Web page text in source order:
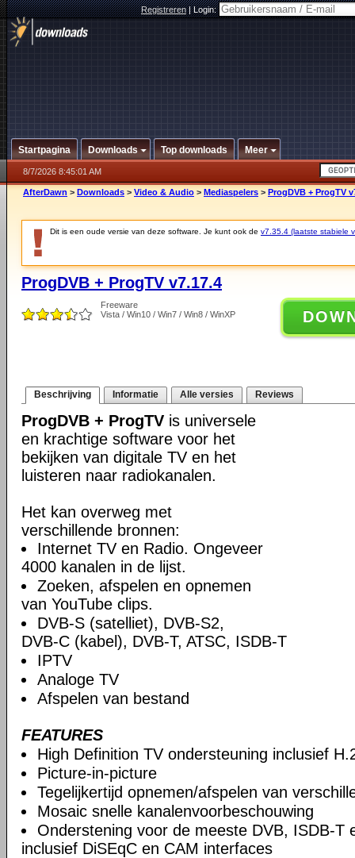
Registreren|Login:
Startpagina Downloads Top downloads Meer
8/7/2026 8:45:01 AM
AfterDawn > Downloads > Video & Audio > Mediaspelers > ProgDVB + ProgTV
Dit is een oude versie van deze software. Je kunt ook de v7.35.4 (laatste stabiele
ProgDVB + ProgTV v7.17.4
Freeware
Vista / Win10 / Win7 / Win8 / WinXP
Beschrijving Informatie Alle versies Reviews
ProgDVB + ProgTV is universele
en krachtige software voor het
bekijken van digitale TV en het
luisteren naar radiokanalen.
Het kan overweg met
verschillende bronnen:
Internet TV en Radio. Ongeveer
4000 kanalen in de lijst.
Zoeken, afspelen en opnemen
van YouTube clips.
DVB-S (satelliet), DVB-S2,
DVB-C (kabel), DVB-T, ATSC, ISDB-T
IPTV
Analoge TV
Afspelen van bestand
FEATURES
High Definition TV ondersteuning inclusief
Picture-in-picture
Tegelijkertijd opnemen/afspelen van
Mosaic snelle kanalenvoorbeschouwing
Onderstening voor de meeste DVB, ISDB-T
inclusief DiSEqC en CAM interfaces